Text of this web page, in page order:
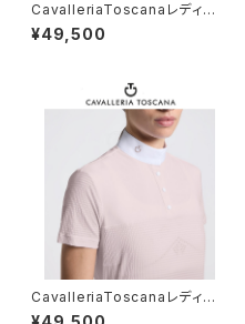
CavalleriaToscanaレディスS
Sトレーニングポロ POD404
JE022
¥49,500
CavalleriaToscanaレディスS
Sシャツ CAD299JE240